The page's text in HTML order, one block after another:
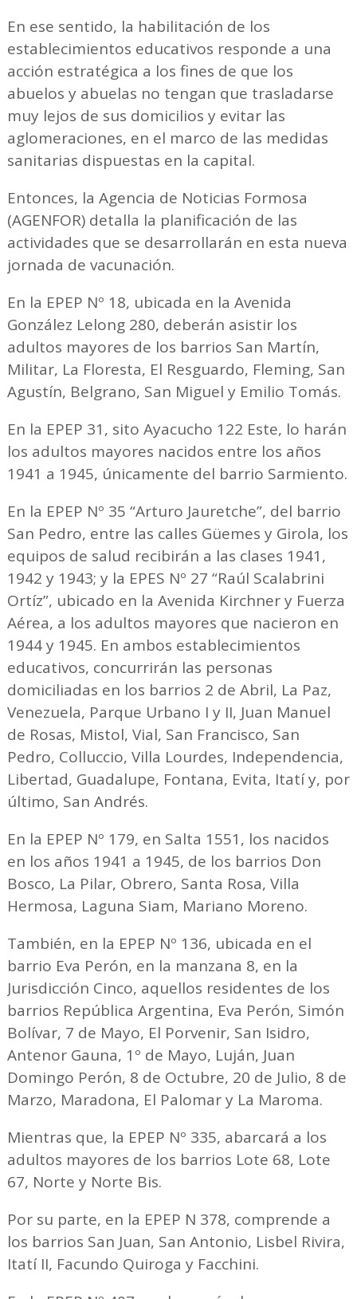
En ese sentido, la habilitación de los
establecimientos educativos responde a una
acción estratégica a los fines de que los
abuelos y abuelas no tengan que trasladarse
muy lejos de sus domicilios y evitar las
aglomeraciones, en el marco de las medidas
sanitarias dispuestas en la capital.
Entonces, la Agencia de Noticias Formosa
(AGENFOR) detalla la planificación de las
actividades que se desarrollarán en esta nueva
jornada de vacunación.
En la EPEP Nº 18, ubicada en la Avenida
González Lelong 280, deberán asistir los
adultos mayores de los barrios San Martín,
Militar, La Floresta, El Resguardo, Fleming, San
Agustín, Belgrano, San Miguel y Emilio Tomás.
En la EPEP 31, sito Ayacucho 122 Este, lo harán
los adultos mayores nacidos entre los años
1941 a 1945, únicamente del barrio Sarmiento.
En la EPEP Nº 35 “Arturo Jauretche”, del barrio
San Pedro, entre las calles Güemes y Girola, los
equipos de salud recibirán a las clases 1941,
1942 y 1943; y la EPES Nº 27 “Raúl Scalabrini
Ortíz”, ubicado en la Avenida Kirchner y Fuerza
Aérea, a los adultos mayores que nacieron en
1944 y 1945. En ambos establecimientos
educativos, concurrirán las personas
domiciliadas en los barrios 2 de Abril, La Paz,
Venezuela, Parque Urbano I y II, Juan Manuel
de Rosas, Mistol, Vial, San Francisco, San
Pedro, Colluccio, Villa Lourdes, Independencia,
Libertad, Guadalupe, Fontana, Evita, Itatí y, por
último, San Andrés.
En la EPEP Nº 179, en Salta 1551, los nacidos
en los años 1941 a 1945, de los barrios Don
Bosco, La Pilar, Obrero, Santa Rosa, Villa
Hermosa, Laguna Siam, Mariano Moreno.
También, en la EPEP Nº 136, ubicada en el
barrio Eva Perón, en la manzana 8, en la
Jurisdicción Cinco, aquellos residentes de los
barrios República Argentina, Eva Perón, Simón
Bolívar, 7 de Mayo, El Porvenir, San Isidro,
Antenor Gauna, 1º de Mayo, Luján, Juan
Domingo Perón, 8 de Octubre, 20 de Julio, 8 de
Marzo, Maradona, El Palomar y La Maroma.
Mientras que, la EPEP Nº 335, abarcará a los
adultos mayores de los barrios Lote 68, Lote
67, Norte y Norte Bis.
Por su parte, en la EPEP N 378, comprende a
los barrios San Juan, San Antonio, Lisbel Rivira,
Itatí II, Facundo Quiroga y Facchini.